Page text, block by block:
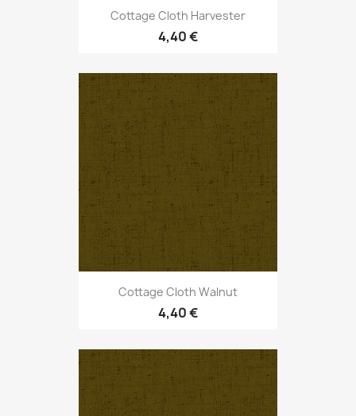
Cottage Cloth Harvester
4,40 €
Cottage Cloth Walnut
4,40 €